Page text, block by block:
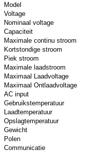
Model
Voltage
Nominaal voltage
Capaciteit
Maximale continu stroom
Kortstondige stroom
Piek stroom
Maximale laadstroom
Maximaal Laadvoltage
Maximaal Ontlaadvoltage
AC input
Gebruikstemperatuur
Laadtemperatuur
Opslagtemperatuur
Gewicht
Polen
Communicatie